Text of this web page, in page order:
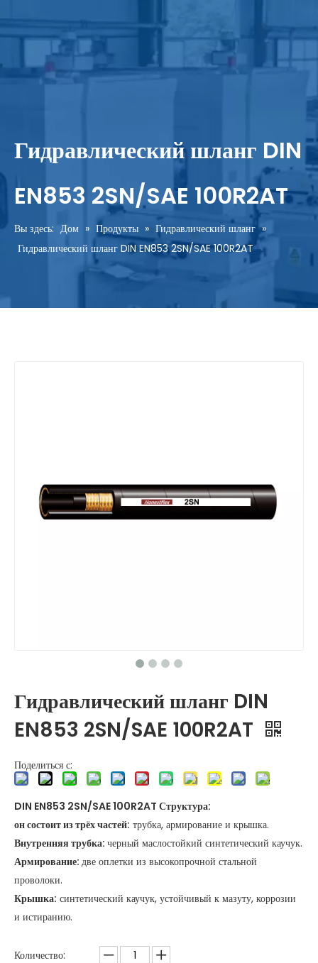
Гидравлический шланг DIN
EN853 2SN/SAE 100R2AT
Вы здесь: Дом » Продукты » Гидравлический шланг »
Гидравлический шланг DIN EN853 2SN/SAE 100R2AT
Гидравлический шланг DIN
EN853 2SN/SAE 100R2AT
Поделиться с:
DIN EN853 2SN/SAE 100R2AT Структура:
он состоит из трёх частей: трубка, армирование и крышка.
Внутренняя трубка: черный маслостойкий синтетический каучук.
Армирование: две оплетки из высокопрочной стальной
проволоки.
Крышка: синтетический каучук, устойчивый к мазуту, коррозии
и истиранию.
Количество: